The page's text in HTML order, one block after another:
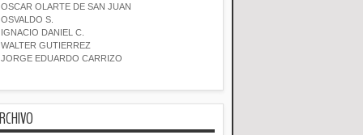
OSCAR OLARTE DE SAN JUAN
OSVALDO S.
IGNACIO DANIEL C.
WALTER GUTIERREZ
JORGE EDUARDO CARRIZO